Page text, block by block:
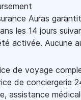
Auras
les 14 jours
activée. Aucune
de voyage
de conciergerie
assistance